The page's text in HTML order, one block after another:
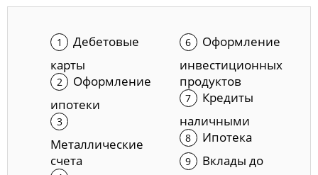
Дебетовые
карты
Оформление
ипотеки
Металлические
счета
Оформление
инвестиционных
продуктов
Кредиты
наличными
Ипотека
Вклады до